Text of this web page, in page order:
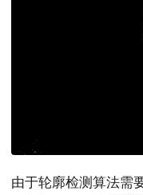
由于轮廓检测算法需